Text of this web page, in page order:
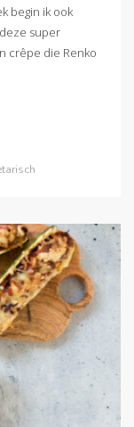
begin ik ook
super
crêpe die Renko